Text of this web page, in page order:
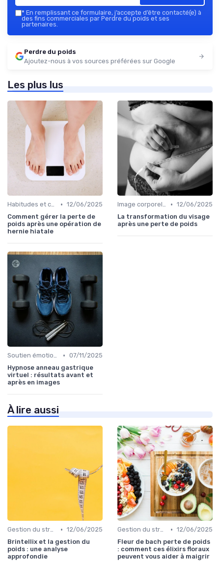
* En remplissant ce formulaire, j’accepte d’être contacté(e) à
des fins commerciales par Perdre du poids et ses
partenaires.
Perdre du poids
Ajoutez-nous à vos sources préférées sur Google
Les plus lus
Habitudes et changements de style de vie • 12/06/2025
Comment gérer la perte de
poids après une opération de
hernie hiatale
Image corporelle et estime de soi • 12/06/2025
La transformation du visage
après une perte de poids
Soutien émotionnel • 07/11/2025
Hypnose anneau gastrique
virtuel : résultats avant et
après en images
À lire aussi
Gestion du stress et de l'anxiété • 12/06/2025
Brintellix et la gestion du
poids : une analyse
approfondie
Gestion du stress et de l'anxiété • 12/06/2025
Fleur de bach perte de poids
: comment ces élixirs floraux
peuvent vous aider à maigrir